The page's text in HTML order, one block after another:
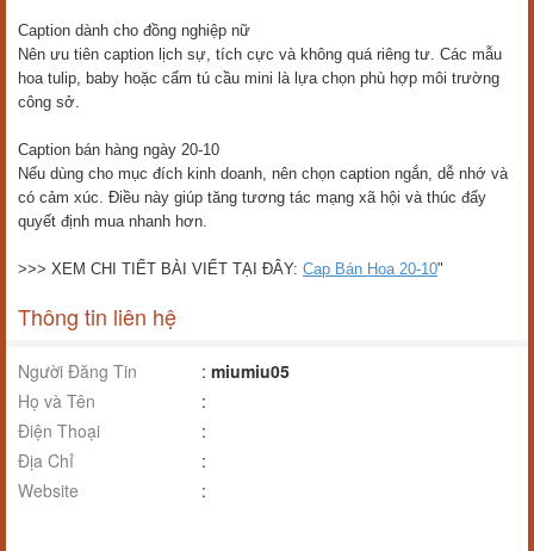
Caption dành cho đồng nghiệp nữ
Nên ưu tiên caption lịch sự, tích cực và không quá riêng tư. Các mẫu
hoa tulip, baby hoặc cẩm tú cầu mini là lựa chọn phù hợp môi trường
công sở.
Caption bán hàng ngày 20-10
Nếu dùng cho mục đích kinh doanh, nên chọn caption ngắn, dễ nhớ và
có cảm xúc. Điều này giúp tăng tương tác mạng xã hội và thúc đẩy
quyết định mua nhanh hơn.
>>> XEM CHI TIẾT BÀI VIẾT TẠI ĐÂY: Cap Bán Hoa 20-10"
Thông tin liên hệ
Người Đăng Tin : miumiu05
Họ và Tên
:
Điện Thoại
:
Địa Chỉ
:
Website
: